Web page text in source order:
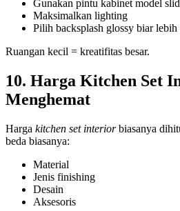
Gunakan pintu kabinet model
Maksimalkan lighting
Pilih backsplash glossy biar lebih
Ruangan kecil = kreatifitas besar.
10. Harga Kitchen Set
Menghemat
Harga kitchen set interiorbiasanya
beda biasanya:
Material
Jenis finishing
Desain
Aksesoris